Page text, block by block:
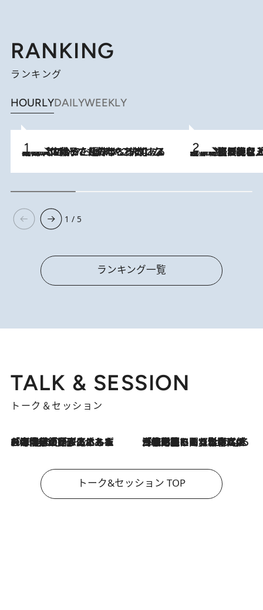
RANKING
ランキング
HOURLYDAILYWEEKLY
2026.8.5
【阿川佐和子さんの年とる力】なぜ70代で始めた趣味は“こんなに楽しい”のか？ ピアノ、俳句…スランプに陥っても続けられる“ある秘訣”とは 2026.8.5
【なぜ吉沢亮は「気配を消せる」のか？】興行収入208億の『国宝』を経て挑むミュージカル『ディア・エヴァン・ハンセン』。トップ俳優が舞台上でさらけ出した“孤独”とは
1 / 5
ランキング一覧
TALK & SESSION
トーク＆セッション
2026.8.3
「今後値上げがあるとすれば…」「リスクがあるのは今年の冬」エネルギー専門家が語る、ホルムズ海峡封鎖が家庭にもたらす“ある心配” 2026.8.3
「住宅建てられない…」「サーチャージ料の高値が続いている」ホルムズ海峡封鎖による影響はいつまで続く？《エネルギー専門家に聞く“どうなる日本の暮らし”》
トーク&セッション TOP